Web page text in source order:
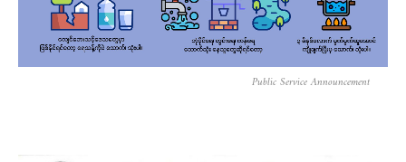
Public Service Announcement